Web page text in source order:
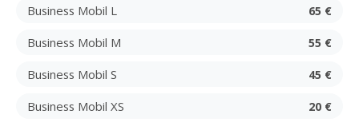
Business Mobil L 65 €
Business Mobil M 55 €
Business Mobil S 45 €
Business Mobil XS 20 €